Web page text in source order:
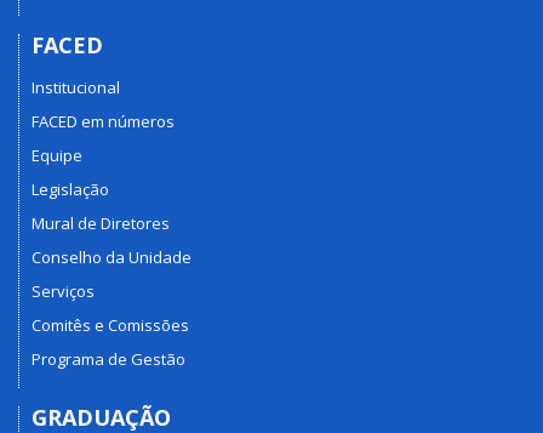
FACED
Institucional
FACED em números
Equipe
Legislação
Mural de Diretores
Conselho da Unidade
Serviços
Comitês e Comissões
Programa de Gestão
GRADUAÇÃO